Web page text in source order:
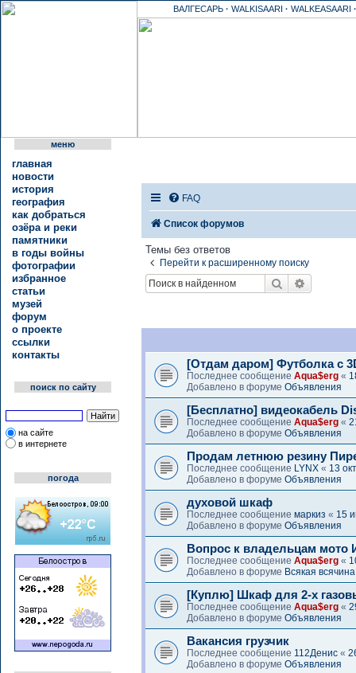
ВАЛГЕСАРЬ · WALKISAARI · WALKEASAARI ·
меню
главная
новости
история
география
как добраться
озёра и реки
памятники
в годы войны
фотографии
избранное
статьи
музей
форум
о проекте
ссылки
контакты
поиск по сайту
на сайте
в интернете
погода
FAQ
Список форумов
Темы без ответов
Перейти к расширенному поиску
Поиск
[Отдам даром] Футболка с
Последнее сообщение Aqua$erg «
Добавлено в форуме Объявления
[Бесплатно] видеокабель
Последнее сообщение Aqua$erg «
Добавлено в форуме Объявления
Продам летнюю резину
Последнее сообщение LYNX « 13
Добавлено в форуме Объявления
духовой шкаф
Последнее сообщение маркиз « 15
Добавлено в форуме Объявления
Вопрос к владельцам мото
Последнее сообщение Aqua$erg «
Добавлено в форуме Всякая всячина
[Куплю] Шкаф для 2-х
Последнее сообщение Aqua$erg «
Добавлено в форуме Объявления
Вакансия грузчик
Последнее сообщение 112Денис «
Добавлено в форуме Объявления